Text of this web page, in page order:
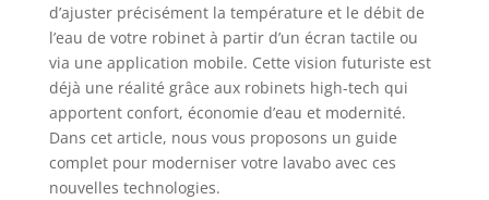
d’ajuster précisément la température et le débit de
l’eau de votre robinet à partir d’un écran tactile ou
via une application mobile. Cette vision futuriste est
déjà une réalité grâce aux robinets high-tech qui
apportent confort, économie d’eau et modernité.
Dans cet article, nous vous proposons un guide
complet pour moderniser votre lavabo avec ces
nouvelles technologies.